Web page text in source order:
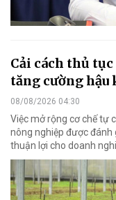
Cải cách thủ
tăng cường hậu
08/08/2026 04:30
Việc mở rộng cơ chế tự
nông nghiệp được đánh
thuận lợi cho doanh